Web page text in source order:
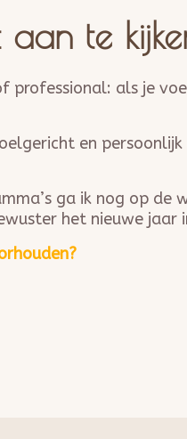
aan te
professional: als je
en
ga ik nog op
het nieuwe